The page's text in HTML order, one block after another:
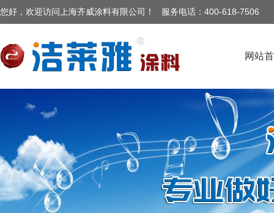
您好，欢迎访问上海齐威涂料有限公司 ！ 服务电话：400-618-7506
网站